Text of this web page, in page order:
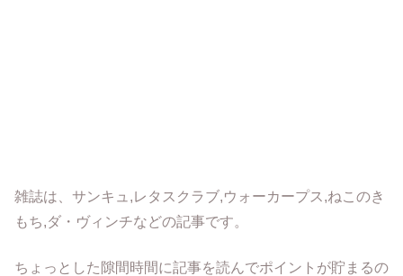
雑誌は、サンキュ,レタスクラブ,ウォーカープス,ねこのき
もち,ダ・ヴィンチなどの記事です。
ちょっとした隙間時間に記事を読んでポイントが貯まるの